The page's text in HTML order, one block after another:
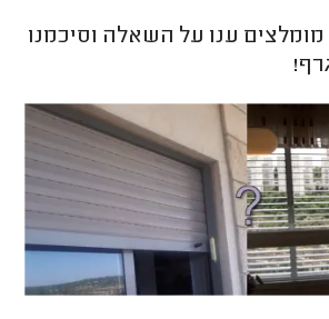
ענו על השאלה וסיכמנו